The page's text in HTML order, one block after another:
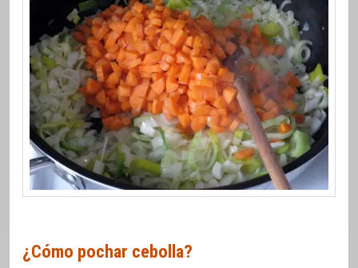
¿Cómo pochar cebolla?